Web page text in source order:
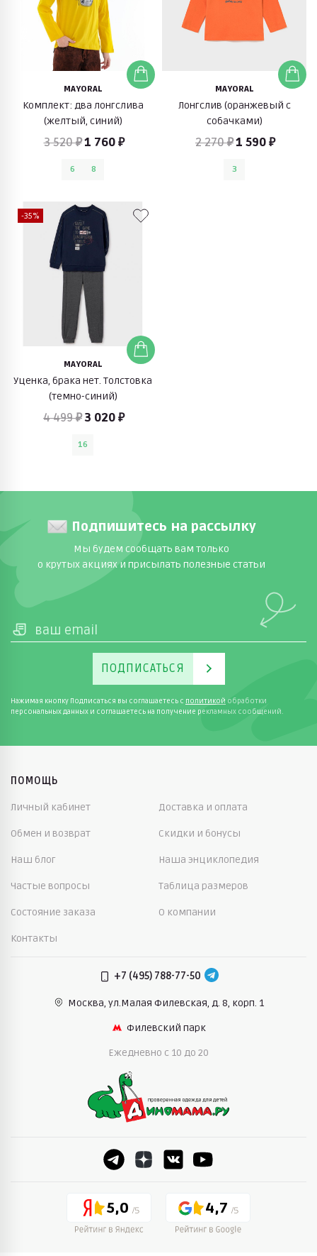
MAYORAL
Комплект: два лонгслива
(желтый, синий)
3 520 ₽1 760 ₽
6 8
MAYORAL
Лонгслив (оранжевый с
собачками)
2 270 ₽1 590 ₽
3
-35%
MAYORAL
Уценка, брака нет. Толстовка
(темно-синий)
4 499 ₽3 020 ₽
16
Подпишитесь на рассылку
Мы будем сообщать вам только
о крутых акциях и присылать полезные статьи
ПОДПИСАТЬСЯ
Нажимая кнопку Подписаться вы соглашаетесь с политикой обработки
персональных данных и соглашаетесь на получение рекламных сообщений.
ПОМОЩЬ
Личный кабинет Доставка и оплата
Обмен и возврат Скидки и бонусы
Наш блог Наша энциклопедия
Частые вопросы Таблица размеров
Состояние заказа О компании
Контакты
+7 (495) 788-77-50
Москва, ул.Малая Филевская, д. 8, корп. 1
Филевский парк
Ежедневно c 10 до 20
5,0 4,7